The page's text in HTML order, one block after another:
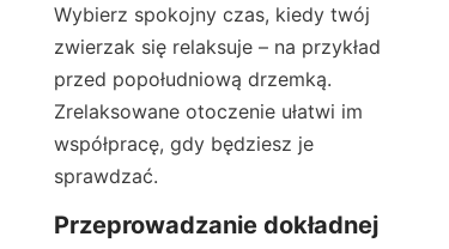
Wybierz spokojny czas, kiedy twój
zwierzak się relaksuje – na przykład
przed popołudniową drzemką.
Zrelaksowane otoczenie ułatwi im
współpracę, gdy będziesz je
sprawdzać.
Przeprowadzanie dokładnej